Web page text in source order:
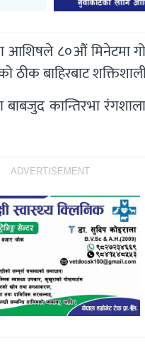
आशिषले ८०औं मिनेटमा
बाहिरबाट शक्तिशाली
बाबजुद कान्तिरभा
ADVERTISEMENT